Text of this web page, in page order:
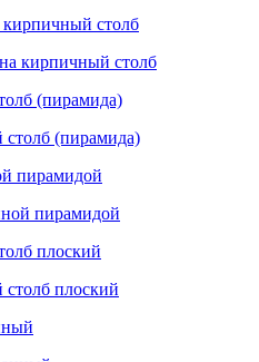
столб
(пирамида)
пирамидой
плоский